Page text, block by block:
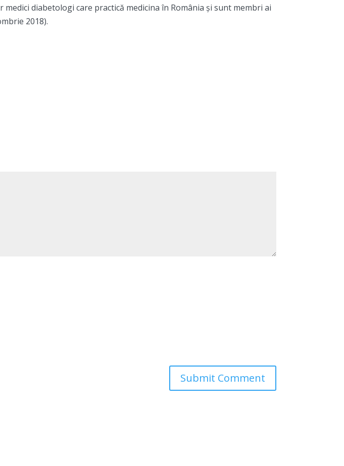
medici diabetologi care practică medicina în România și sunt membri ai
2018).